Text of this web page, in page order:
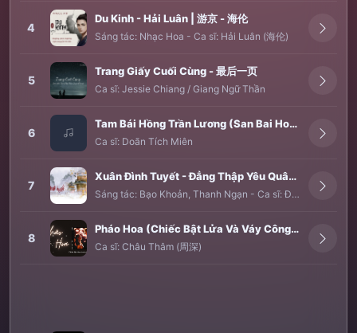
4
Du Kinh - Hải Luân | 游京 - 海伦
Sáng tác: Nhạc Hoa - Ca sĩ: Hải Luân (海伦)
5
Trang Giấy Cuối Cùng - 最后一页
Ca sĩ: Jessie Chiang / Giang Ngữ Thần
6
Tam Bái Hồng Trần Lương (San Bai Hong Chen Liang)
Ca sĩ: Doãn Tích Miên
7
Xuân Đình Tuyết - Đẳng Thập Yêu Quân (Douyin)
Sáng tác: Bạo Khoản, Thanh Ngạn - Ca sĩ:Đẳng Thập Yêu Quân
8
Pháo Hoa (Chiếc Bật Lửa Và Váy Công Chúa OST - 焰火 - 点燃我温暖你 OST)
Ca sĩ: Châu Thâm (周深)